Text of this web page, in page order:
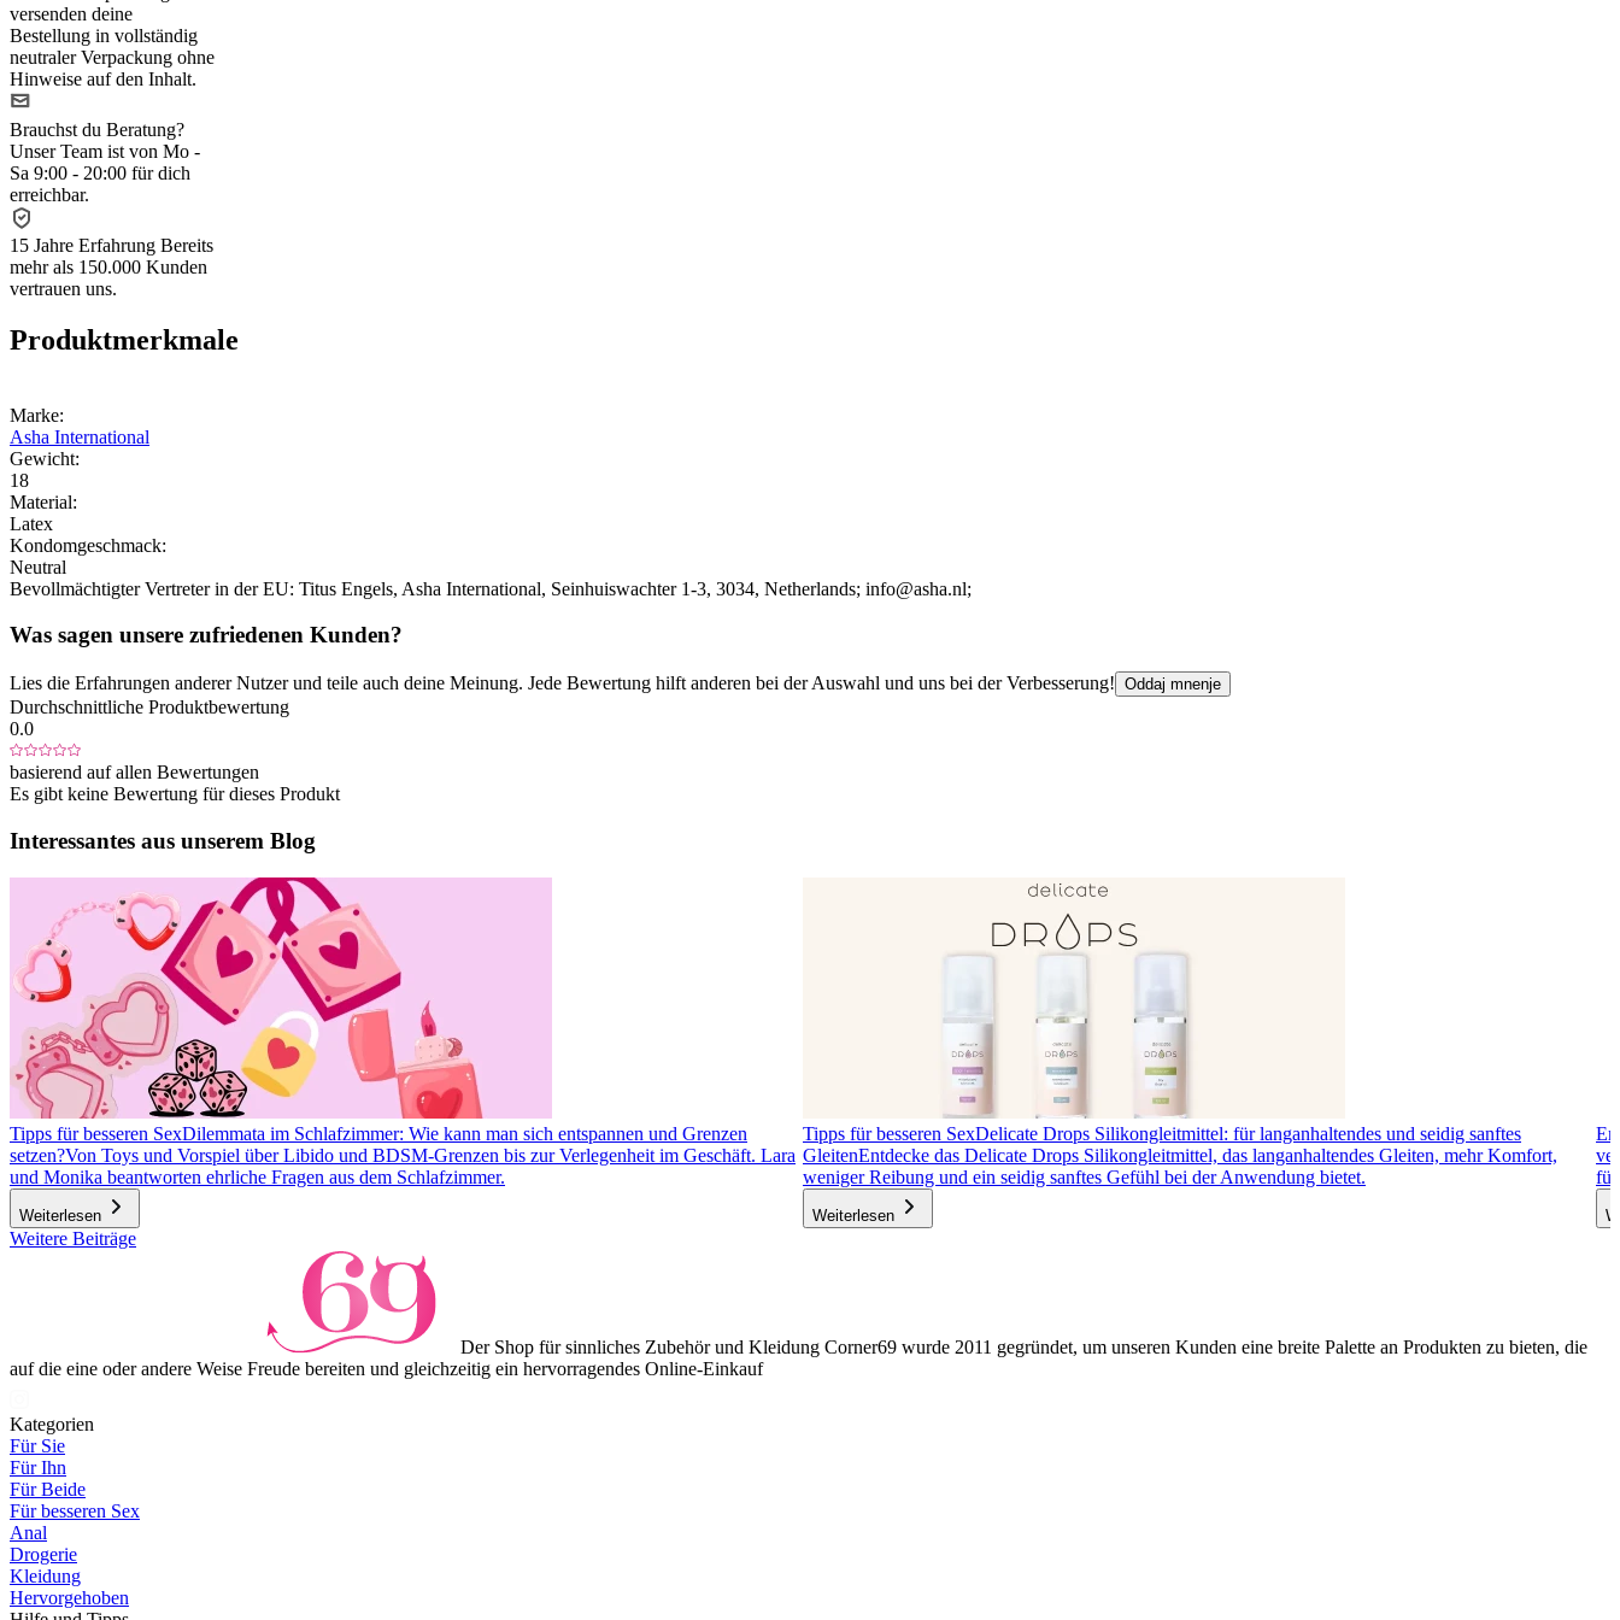
versenden deine
Bestellung in vollständig
neutraler Verpackung ohne
Hinweise auf den Inhalt.
Brauchst du Beratung?
Unser Team ist von Mo -
Sa 9:00 - 20:00 für dich
erreichbar.
15 Jahre Erfahrung Bereits
mehr als 150.000 Kunden
vertrauen uns.
Produktmerkmale
Marke:
Asha International
Gewicht:
18
Material:
Latex
Kondomgeschmack:
Neutral
Bevollmächtigter Vertreter in der EU: Titus Engels, Asha International, Seinhuiswachter 1-3, 3034, Netherlands; info@asha.nl;
Was sagen unsere zufriedenen Kunden?
Lies die Erfahrungen anderer Nutzer und teile auch deine Meinung. Jede Bewertung hilft anderen bei der Auswahl und uns bei der Verbesserung! Oddaj mnenje
Durchschnittliche Produktbewertung
0.0
basierend auf allen Bewertungen
Es gibt keine Bewertung für dieses Produkt
Interessantes aus unserem Blog
Tipps für besseren SexDilemmata im Schlafzimmer: Wie kann man sich entspannen und Grenzen
setzen?Von Toys und Vorspiel über Libido und BDSM-Grenzen bis zur Verlegenheit im Geschäft. Lara
und Monika beantworten ehrliche Fragen aus dem Schlafzimmer.
Weiterlesen
Tipps für besseren SexDelicate Drops Silikongleitmittel: für langanhaltendes und seidig sanftes
GleitenEntdecke das Delicate Drops Silikongleitmittel, das langanhaltendes Gleiten, mehr Komfort,
weniger Reibung und ein seidig sanftes Gefühl bei der Anwendung bietet.
Weiterlesen
für
Item
Weitere Beiträge
Der Shop für sinnliches Zubehör und Kleidung Corner69 wurde 2011 gegründet, um unseren Kunden eine breite Palette an Produkten zu bieten, die
auf die eine oder andere Weise Freude bereiten und gleichzeitig ein hervorragendes Online-Einkauf
Kategorien
Für Sie
Für Ihn
Für Beide
Für besseren Sex
Anal
Drogerie
Kleidung
Hervorgehoben